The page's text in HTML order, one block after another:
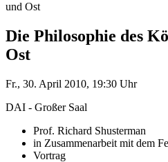
und Ost
Die Philosophie des
Ost
Fr., 30. April 2010, 19:30 Uhr
DAI - Großer Saal
Prof. Richard Shusterman
in Zusammenarbeit mit dem
Vortrag